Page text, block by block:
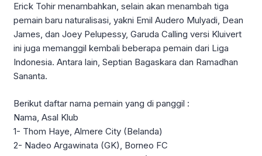
Erick Tohir menambahkan, selain akan menambah tiga
pemain baru naturalisasi, yakni Emil Audero Mulyadi, Dean
James, dan Joey Pelupessy, Garuda Calling versi Kluivert
ini juga memanggil kembali beberapa pemain dari Liga
Indonesia. Antara lain, Septian Bagaskara dan Ramadhan
Sananta.
Berikut daftar nama pemain yang di panggil :
Nama, Asal Klub
1- Thom Haye, Almere City (Belanda)
2- Nadeo Argawinata (GK), Borneo FC